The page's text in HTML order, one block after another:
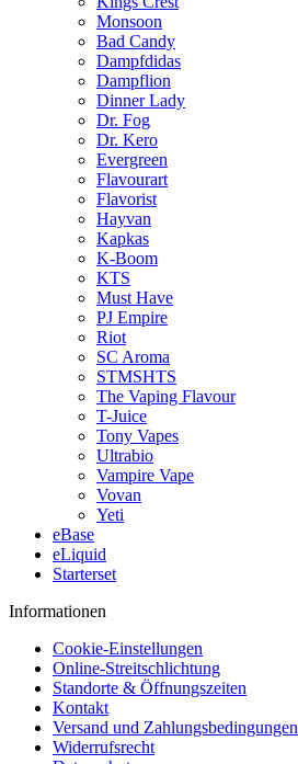
Monsoon
Bad Candy
Dampfdidas
Dampflion
Dinner Lady
Dr. Fog
Dr. Kero
Evergreen
Flavourart
Flavorist
Hayvan
Kapkas
K-Boom
KTS
Must Have
PJ Empire
Riot
SC Aroma
STMSHTS
The Vaping Flavour
T-Juice
Tony Vapes
Ultrabio
Vampire Vape
Vovan
Yeti
eBase
eLiquid
Starterset
Informationen
Cookie-Einstellungen
Online-Streitschlichtung
Standorte & Öffnungszeiten
Kontakt
Versand und Zahlungsbedingungen
Widerrufsrecht